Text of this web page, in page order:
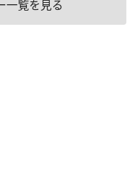
一覧を見る